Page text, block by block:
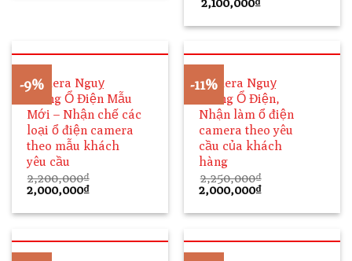
gốc
là: tại
-9%
Camera Nguỵ
Trang Ổ Điện Mẫu
Mới – Nhận chế các
loại ổ điện camera
theo mẫu khách
yêu cầu
2,200,000₫
Giá
là:
2,000,000₫Giá
tại
-11%
Camera Nguỵ
Trang Ổ Điện,
Nhận làm ổ điện
camera theo yêu
cầu của khách
hàng
2,250,000₫
Giá
là:
2,000,000₫Giá
tại